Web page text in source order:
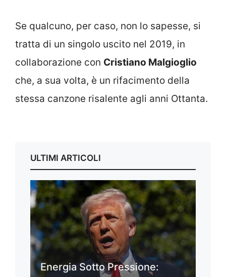
Se qualcuno, per caso, non lo sapesse, si
tratta di un singolo uscito nel 2019, in
collaborazione con Cristiano Malgioglio
che, a sua volta, è un rifacimento della
stessa canzone risalente agli anni Ottanta.
ULTIMI ARTICOLI
Energia Sotto Pressione: